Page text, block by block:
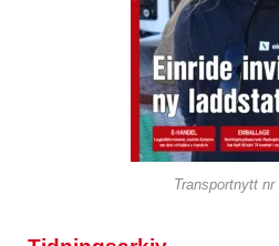
Transportnytt nr